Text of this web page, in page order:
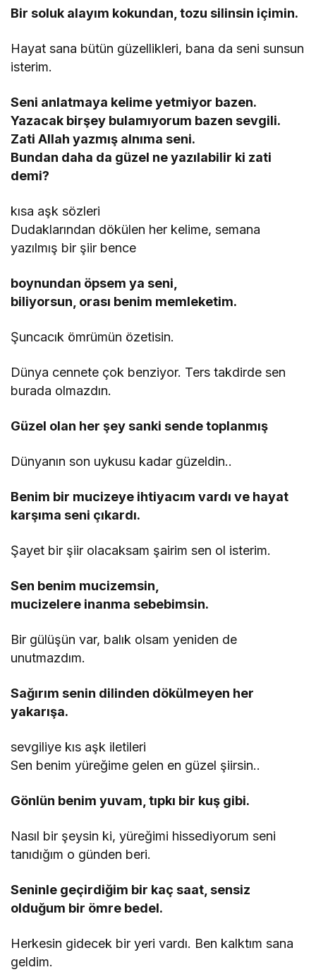
Bir soluk alayım kokundan, tozu silinsin içimin.
Hayat sana bütün güzellikleri, bana da seni sunsun
isterim.
Seni anlatmaya kelime yetmiyor bazen.
Yazacak birşey bulamıyorum bazen sevgili.
Zati Allah yazmış alnıma seni.
Bundan daha da güzel ne yazılabilir ki zati
demi?
kısa aşk sözleri
Dudaklarından dökülen her kelime, semana
yazılmış bir şiir bence
boynundan öpsem ya seni,
biliyorsun, orası benim memleketim.
Şuncacık ömrümün özetisin.
Dünya cennete çok benziyor. Ters takdirde sen
burada olmazdın.
Güzel olan her şey sanki sende toplanmış
Dünyanın son uykusu kadar güzeldin..
Benim bir mucizeye ihtiyacım vardı ve hayat
karşıma seni çıkardı.
Şayet bir şiir olacaksam şairim sen ol isterim.
Sen benim mucizemsin,
mucizelere inanma sebebimsin.
Bir gülüşün var, balık olsam yeniden de
unutmazdım.
Sağırım senin dilinden dökülmeyen her
yakarışa.
sevgiliye kıs aşk iletileri
Sen benim yüreğime gelen en güzel şiirsin..
Gönlün benim yuvam, tıpkı bir kuş gibi.
Nasıl bir şeysin ki, yüreğimi hissediyorum seni
tanıdığım o günden beri.
Seninle geçirdiğim bir kaç saat, sensiz
olduğum bir ömre bedel.
Herkesin gidecek bir yeri vardı. Ben kalktım sana
geldim.